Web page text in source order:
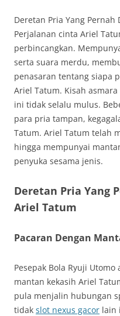
Deretan Pria Yang
Perjalanan cinta Ariel
perbincangkan.
serta suara merdu,
penasaran tentang siapa
Ariel Tatum. Kisah
ini tidak selalu mulus.
para pria tampan,
Tatum. Ariel Tatum telah
hingga mempunyai
penyuka sesama jenis.
Deretan Pria Yang
Ariel Tatum
Pacaran Dengan
Pesepak Bola Ryuji
mantan kekasih Ariel
pula menjalin hubungan
tidak slot nexus gacor lain